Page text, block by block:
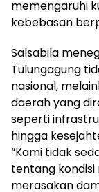
memengaruhi
kebebasan
Salsabila
Tulungagung
nasional,
daerah yang
seperti
hingga
“Kami tidak
tentang
merasakan